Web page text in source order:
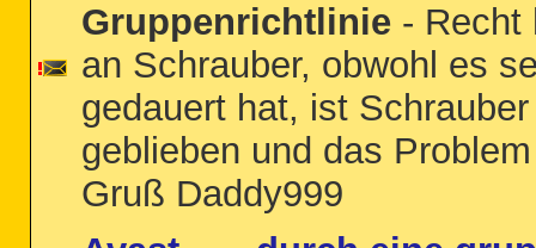
Gruppenrichtlinie - Recht
an Schrauber, obwohl es
gedauert hat, ist
geblieben und das
Gruß Daddy999